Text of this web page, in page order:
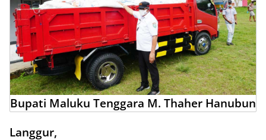
Bupati Maluku Tenggara M. Thaher Hanubun
Langgur,